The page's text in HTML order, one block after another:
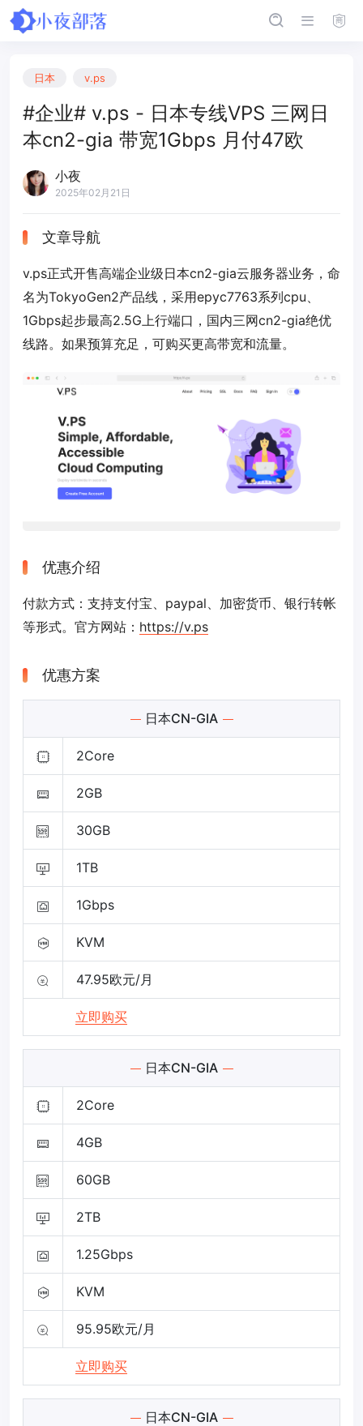
日本 v.ps
#企业# v.ps - 日本专线VPS 三网日
本cn2-gia 带宽1Gbps 月付47欧
小夜
2025年02月21日
文章导航
v.ps正式开售高端企业级日本cn2-gia云服务器业务，命
名为TokyoGen2产品线，采用epyc7763系列cpu、
1Gbps起步最高2.5G上行端口，国内三网cn2-gia绝优
线路。如果预算充足，可购买更高带宽和流量。
优惠介绍
付款方式：支持支付宝、paypal、加密货币、银行转帐
等形式。官方网站： https://v.ps
优惠方案
日本CN-GIA
2Core
2GB
30GB
1TB
1Gbps
KVM
47.95欧元/月
立即购买
日本CN-GIA
2Core
4GB
60GB
2TB
1.25Gbps
KVM
95.95欧元/月
立即购买
日本CN-GIA